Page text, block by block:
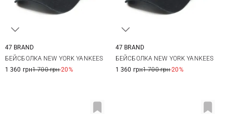
47 BRAND
БЕЙСБОЛКА NEW YORK YANKEES
1 360 грн1 700 грн-20%
47 BRAND
БЕЙСБОЛКА NEW YORK YANKEES
1 360 грн1 700 грн-20%